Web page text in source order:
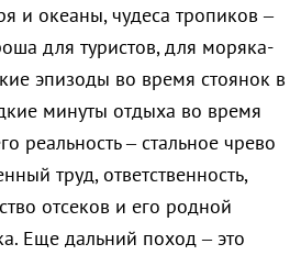
и океаны, чудеса тропиков –
для туристов, для моряка-
эпизоды во время стоянок в
минуты отдыха во время
реальность – стальное чрево
труд, ответственность,
отсеков и его родной
Еще дальний поход – это